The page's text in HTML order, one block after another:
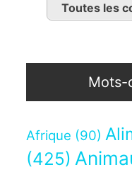
Toutes les
Mots-
Afrique (90)
(425)